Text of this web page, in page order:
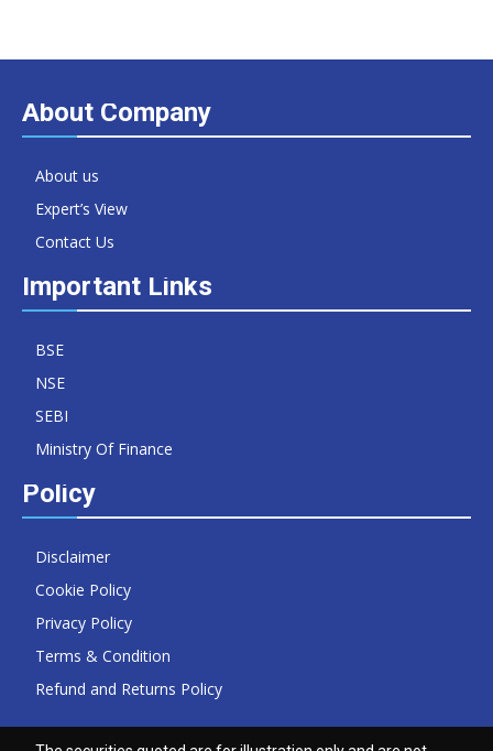
About Company
About us
Expert’s View
Contact Us
Important Links
BSE
NSE
SEBI
Ministry Of Finance
Policy
Disclaimer
Cookie Policy
Privacy Policy
Terms & Condition
Refund and Returns Policy